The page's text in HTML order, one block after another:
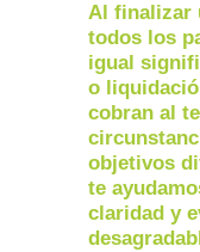
Al finalizar
todos los
igual
o
cobran al
objetivos
te
claridad y